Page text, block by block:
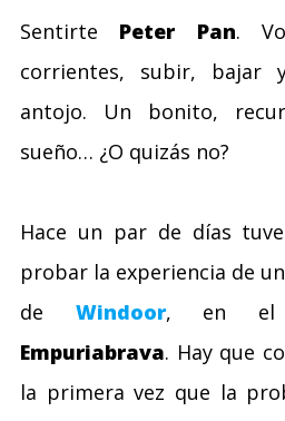
Sentirte Peter Pan.
corrientes, subir, bajar
antojo. Un bonito,
sueño… ¿O quizás no?
Hace un par de días
probar la experiencia de un
de Windoor, en
Empuriabrava. Hay que
la primera vez que la